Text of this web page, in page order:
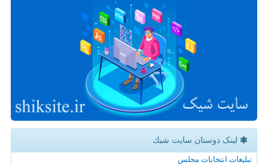
لینک دوستان سایت شیك
تبلیغات انتخابات مجلس